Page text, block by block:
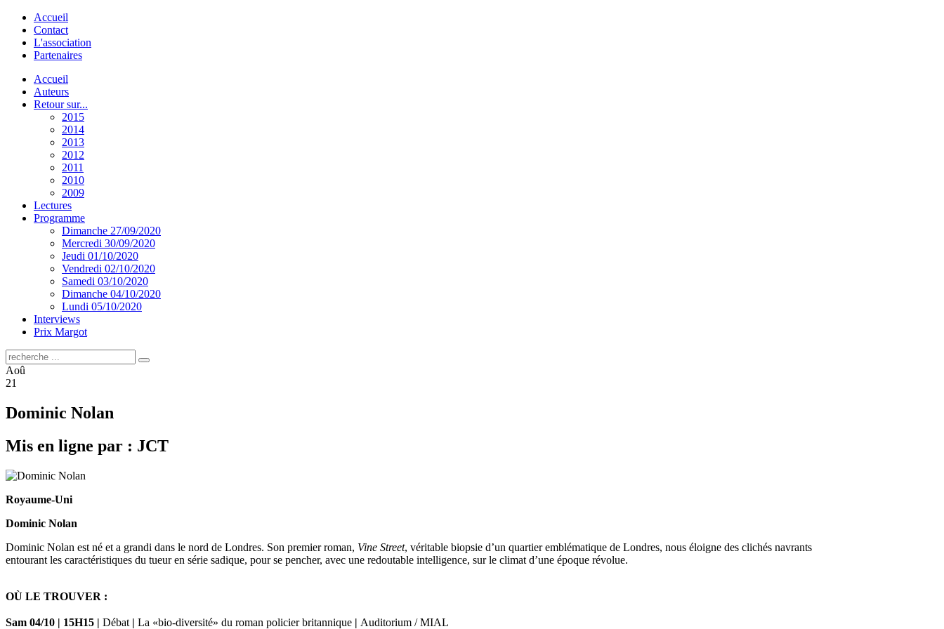
Accueil
Contact
L'association
Partenaires
Accueil
Auteurs
Retour sur...
2015
2014
2013
2012
2011
2010
2009
Lectures
Programme
Dimanche 27/09/2020
Mercredi 30/09/2020
Jeudi 01/10/2020
Vendredi 02/10/2020
Samedi 03/10/2020
Dimanche 04/10/2020
Lundi 05/10/2020
Interviews
Prix Margot
Aoû
21
Dominic Nolan
Mis en ligne par : JCT
Royaume-Uni
Dominic Nolan
Dominic Nolan est né et a grandi dans le nord de Londres. Son premier roman, Vine Street, véritable biopsie d’un quartier emblématique de Londres, nous éloigne des clichés navrants
entourant les caractéristiques du tueur en série sadique, pour se pencher, avec une redoutable intelligence, sur le climat d’une époque révolue.
OÙ LE TROUVER :
Sam 04/10 | 15H15 | Débat | La «bio-diversité» du roman policier britannique | Auditorium / MIAL